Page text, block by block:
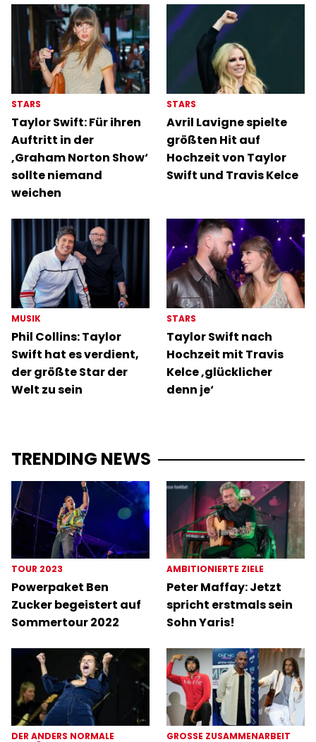
STARS
Taylor Swift: Für ihren
Auftritt in der
‚Graham Norton Show‘
sollte niemand
weichen
STARS
Avril Lavigne spielte
größten Hit auf
Hochzeit von Taylor
Swift und Travis Kelce
MUSIK
Phil Collins: Taylor
Swift hat es verdient,
der größte Star der
Welt zu sein
STARS
Taylor Swift nach
Hochzeit mit Travis
Kelce ‚glücklicher
denn je‘
TRENDING NEWS
TOUR 2023
Powerpaket Ben
Zucker begeistert auf
Sommertour 2022
AMBITIONIERTE ZIELE
Peter Maffay: Jetzt
spricht erstmals sein
Sohn Yaris!
DER ANDERS NORMALE
GROSSE ZUSAMMENARBEIT